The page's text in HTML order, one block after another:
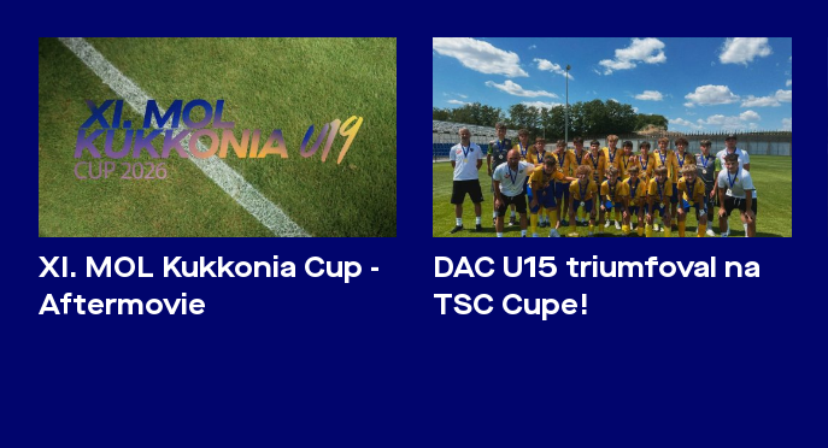
​XI. MOL Kukkonia Cup -
Aftermovie
DAC U15 triumfoval na
TSC Cupe!